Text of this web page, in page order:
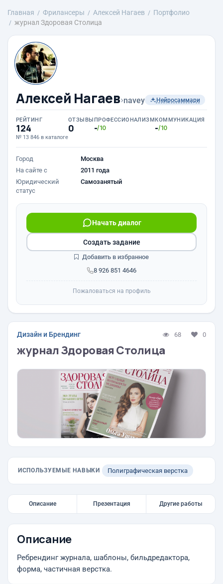
Главная Фрилансеры Алексей Нагаев
Портфолио
журнал Здоровая Столица
Алексей Нагаев›navey Нейросаммари
РЕЙТИНГ
124
№ 13 846 в каталоге
ОТЗЫВЫ
0
ПРОФЕССИОНАЛИЗМ
-/10
КОММУНИКАЦИЯ
-/10
Город
Москва
На сайте с
2011 года
Юридический
статус
Самозанятый
8 926 851 4646
Начать диалог
Создать задание
Добавить в избранное
Пожаловаться на профиль
Дизайн и Брендинг 68 0
журнал Здоровая Столица
ИСПОЛЬЗУЕМЫЕ НАВЫКИ Полиграфическая верстка
Описание Презентация Другие работы
Описание
Ребрендинг журнала, шаблоны, бильдредактора,
форма, частичная верстка.